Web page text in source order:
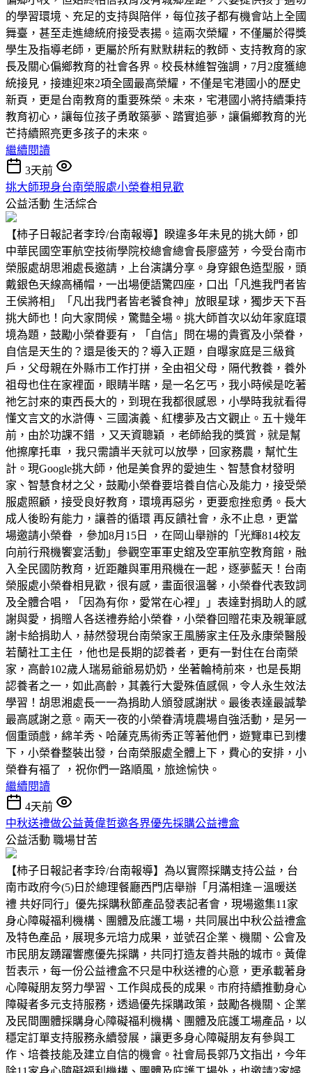
的學習環境、充足的支持與陪伴，每位孩子都有機會站上全國
舞臺，甚至走進總統府接受表揚。這兩次榮耀，不僅屬於得獎
學生及指導老師，更屬於所有默默耕耘的教師、支持教育的家
長及關心偏鄉教育的社會各界。校長林維智強調，7月2度獲總
統接見，接連迎來2項全國最高榮耀，不僅是宅港國小的歷史
新頁，更是台南教育的重要殊榮。未來，宅港國小將持續秉持
教育初心，讓每位孩子勇敢築夢、踏實追夢，讓偏鄉教育的光
芒持續照亮更多孩子的未來。
繼續閱讀
3天前
挑大師現身台南榮服處小榮眷相見歡
公益活動 生活綜合
【柿子日報記者李玲/台南報導】睽違多年未見的挑大師，卽
中華民國空軍航空技術學院校總會總會長廖盛芳，今受台南市
榮服處胡思湘處長邀請，上台演講分享。身穿銀色造型服，頭
戴銀色天線高桶帽，一出場便語驚四座，口出「凡進我門者皆
王侯將相」「凡出我門者皆老饕食神」放眼星球，獨步天下吾
挑大師也！向大家問候，驚豔全場。挑大師首次以幼年家庭環
境為題，鼓勵小榮眷要有，「自信」問在場的貴賓及小榮眷，
自信是天生的？還是後天的？導入正題，自曝家庭是三級貧
戶，父母親在外縣市工作打拼，全由祖父母，隔代教養，養外
祖母也住在家裡面，眼睛半瞎，是一名乞丐，我小時候是吃著
祂乞討來的東西長大的，到現在我都很感恩，小學時我就看得
懂文言文的水滸傳、三國演義、紅樓夢及古文觀止。五十幾年
前，由於功課不錯 ，又天資聰穎 ，老師給我的獎賞，就是幫
他擦摩托車 ，我只需讀半天就可以放學，回家務農，幫忙生
計。現Google挑大師，他是美食界的愛迪生、智慧食材發明
家、智慧食材之父，鼓勵小榮眷要培養自信心及能力，接受榮
服處照顧，接受良好教育，環境再惡劣，更要愈挫愈勇。長大
成人後盼有能力，讓善的循環 再反饋社會，永不止息，更當
場邀請小榮眷 ，參加8月15日 ，在岡山舉辦的「光輝814校友
向前行飛機饗宴活動」參觀空軍軍史舘及空軍航空教育館，融
入全民國防教育，近距離與軍用飛機在一起，逐夢藍天！台南
榮服處小榮眷相見歡，很有感，畫面很溫馨，小榮眷代表致詞
及全體合唱，「因為有你，愛常在心裡」」表達對捐助人的感
謝與愛，捐贈人各送禮券給小榮眷，小榮眷回贈花束及親筆感
謝卡給捐助人，赫然發現台南榮家王風勝家主任及永康榮醫殷
若蘭社工主任 ，他也是長期的認養者，更有一對住在台南榮
家，高齡102歲人瑞易爺爺易奶奶，坐著輪椅前來，也是長期
認養者之一，如此高齡，其義行大愛殊值感佩，令人永生效法
學習！胡思湘處長一一為捐助人頒發感謝狀。最後表達最誠摯
最高感謝之意。兩天一夜的小榮眷清境農場自強活動，是另一
個重頭戲，綿羊秀、哈薩克馬術秀正等著他們，遊覽車已到樓
下，小榮眷整裝出發，台南榮服處全體上下，費心的安排，小
榮眷有福了 ，祝你們一路順風，旅途愉快。
繼續閱讀
4天前
中秋送禮做公益黃偉哲邀各界優先採購公益禮盒
公益活動 職場甘苦
【柿子日報記者李玲/台南報導】為以實際採購支持公益，台
南市政府今(5)日於總理餐廳西門店舉辦「月滿相逢－溫暖送
禮 共好同行」優先採購秋節產品發表記者會，現場邀集11家
身心障礙福利機構、團體及庇護工場，共同展出中秋公益禮盒
及特色產品，展現多元培力成果，並號召企業、機關、公會及
市民朋友踴躍響應優先採購，共同打造友善共融的城市。黃偉
哲表示，每一份公益禮盒不只是中秋送禮的心意，更承載著身
心障礙朋友努力學習、工作與成長的成果。市府持續推動身心
障礙者多元支持服務，透過優先採購政策，鼓勵各機關、企業
及民間團體採購身心障礙福利機構、團體及庇護工場產品，以
穩定訂單支持服務永續發展，讓更多身心障礙朋友有參與工
作、培養技能及建立自信的機會。社會局長郭乃文指出，今年